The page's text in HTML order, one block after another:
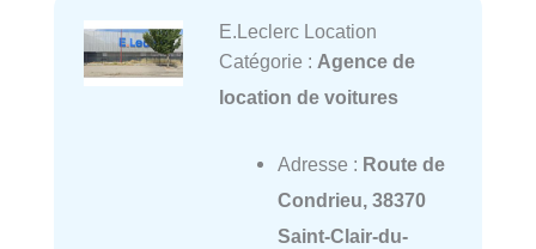
E.Leclerc Location
Catégorie : Agence de
location de voitures
Adresse : Route de
Condrieu, 38370
Saint-Clair-du-